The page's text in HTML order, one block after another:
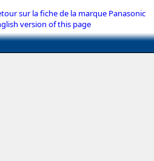
sur la fiche de la marque Panasonic
version of this page